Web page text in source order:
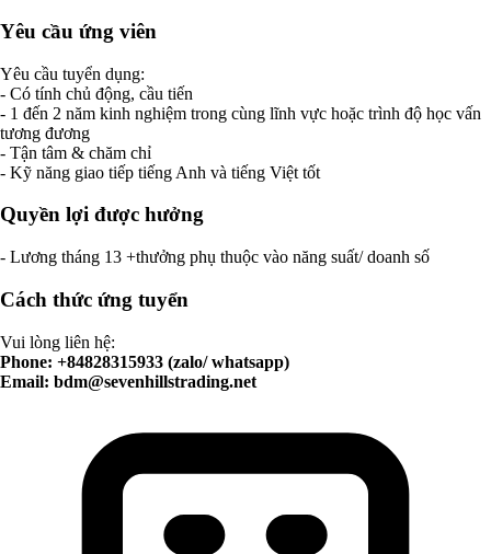
Yêu cầu ứng viên
Yêu cầu tuyển dụng:
- Có tính chủ động, cầu tiến
- 1 đến 2 năm kinh nghiệm trong cùng lĩnh vực hoặc trình độ học vấn
tương đương
- Tận tâm & chăm chỉ
- Kỹ năng giao tiếp tiếng Anh và tiếng Việt tốt
Quyền lợi được hưởng
- Lương tháng 13 +thưởng phụ thuộc vào năng suất/ doanh số
Cách thức ứng tuyển
Vui lòng liên hệ:
Phone: +84828315933 (zalo/ whatsapp)
Email: bdm@sevenhillstrading.net